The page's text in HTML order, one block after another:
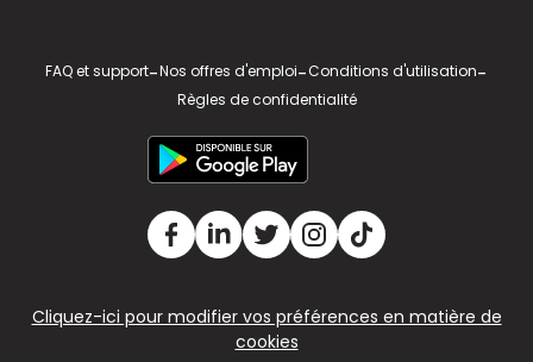
FAQ et support-Nos offres d'emploi-Conditions d'utilisation-
Règles de confidentialité
Cliquez-ici pour modifier vos préférences en matière de
cookies